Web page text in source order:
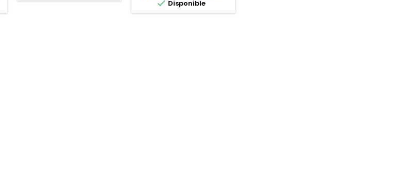
 Disponible